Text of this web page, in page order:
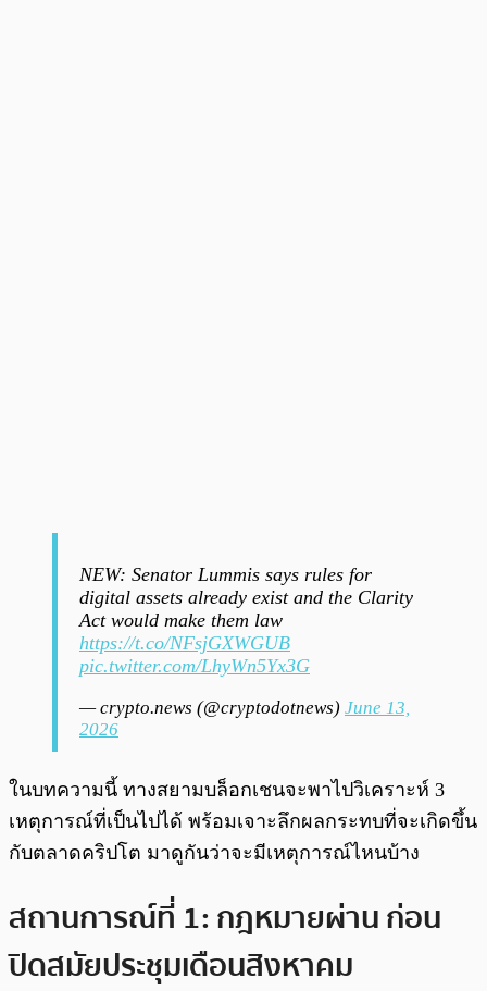
NEW: Senator Lummis says rules for
digital assets already exist and the Clarity
Act would make them law
https://t.co/NFsjGXWGUB
pic.twitter.com/LhyWn5Yx3G
— crypto.news (@cryptodotnews) June 13,
2026
ในบทความนี้ ทางสยามบล็อกเชนจะพาไปวิเคราะห์ 3
เหตุการณ์ที่เป็นไปได้ พร้อมเจาะลึกผลกระทบที่จะเกิดขึ้น
กับตลาดคริปโต มาดูกันว่าจะมีเหตุการณ์ไหนบ้าง
สถานการณ์ที่ 1: กฎหมายผ่าน ก่อน
ปิดสมัยประชุมเดือนสิงหาคม